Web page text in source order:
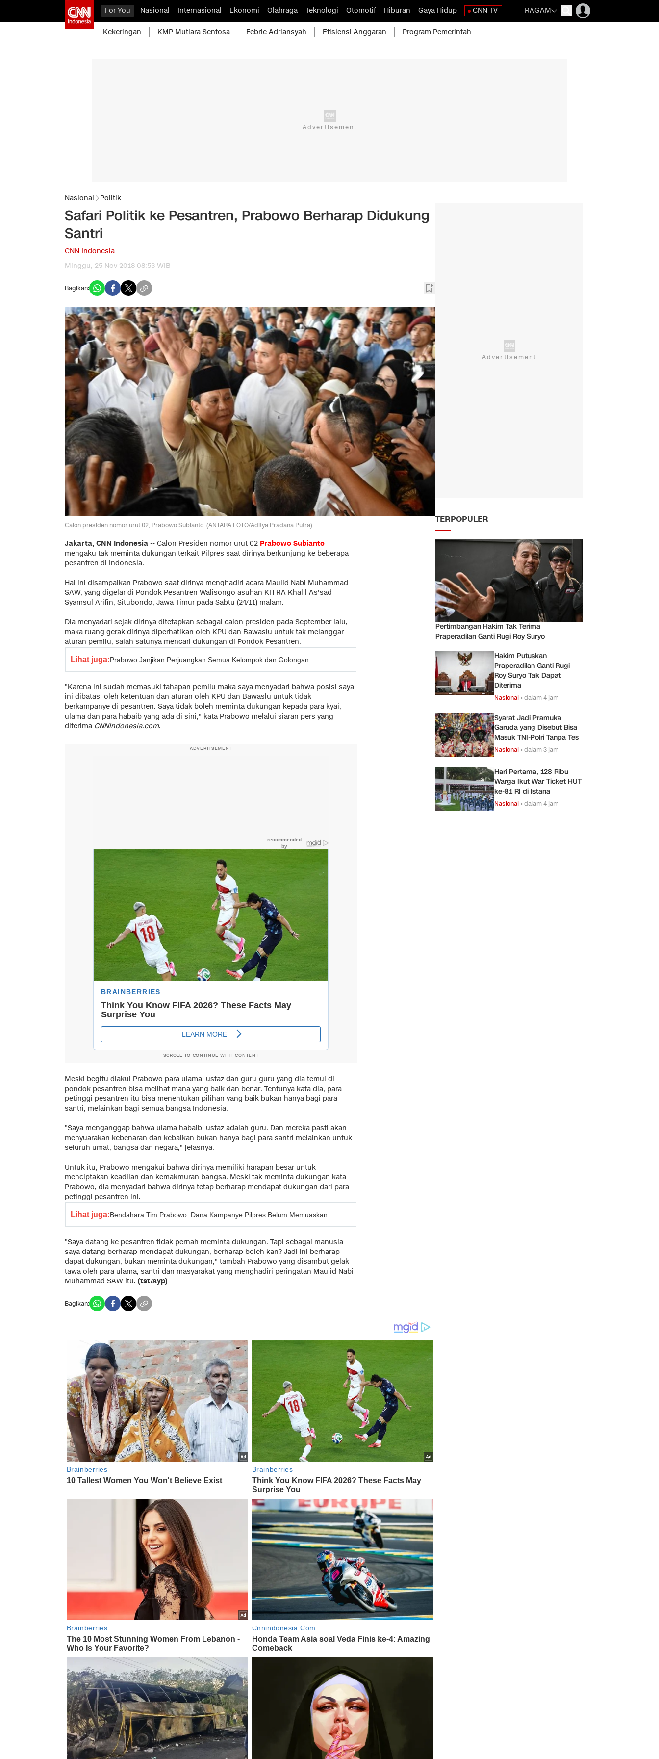
For You Nasional Internasional Ekonomi Olahraga Teknologi Otomotif Hiburan Gaya Hidup CNN TV RAGAM
Kekeringan KMP Mutiara Sentosa Febrie Adriansyah Efisiensi Anggaran Program Pemerintah
Nasional Politik
Safari Politik ke Pesantren, Prabowo Berharap Didukung
Santri
CNN Indonesia
Minggu, 25 Nov 2018 08:53 WIB
Bagikan:
Calon presiden nomor urut 02, Prabowo Subianto. (ANTARA FOTO/Aditya Pradana Putra)
Jakarta, CNN Indonesia -- Calon Presiden nomor urut 02 Prabowo Subianto
mengaku tak meminta dukungan terkait Pilpres saat dirinya berkunjung ke beberapa
pesantren di Indonesia.
Hal ini disampaikan Prabowo saat dirinya menghadiri acara Maulid Nabi Muhammad
SAW, yang digelar di Pondok Pesantren Walisongo asuhan KH RA Khalil As'sad
Syamsul Arifin, Situbondo, Jawa Timur pada Sabtu (24/11) malam.
Dia menyadari sejak dirinya ditetapkan sebagai calon presiden pada September lalu,
maka ruang gerak dirinya diperhatikan oleh KPU dan Bawaslu untuk tak melanggar
aturan pemilu, salah satunya mencari dukungan di Pondok Pesantren.
Lihat juga:Prabowo Janjikan Perjuangkan Semua Kelompok dan Golongan
"Karena ini sudah memasuki tahapan pemilu maka saya menyadari bahwa posisi saya
ini dibatasi oleh ketentuan dan aturan oleh KPU dan Bawaslu untuk tidak
berkampanye di pesantren. Saya tidak boleh meminta dukungan kepada para kyai,
ulama dan para habaib yang ada di sini," kata Prabowo melalui siaran pers yang
diterima CNNIndonesia.com.
ADVERTISEMENT
SCROLL TO CONTINUE WITH CONTENT
Meski begitu diakui Prabowo para ulama, ustaz dan guru-guru yang dia temui di
pondok pesantren bisa melihat mana yang baik dan benar. Tentunya kata dia, para
petinggi pesantren itu bisa menentukan pilihan yang baik bukan hanya bagi para
santri, melainkan bagi semua bangsa Indonesia.
"Saya menganggap bahwa ulama habaib, ustaz adalah guru. Dan mereka pasti akan
menyuarakan kebenaran dan kebaikan bukan hanya bagi para santri melainkan untuk
seluruh umat, bangsa dan negara," jelasnya.
Untuk itu, Prabowo mengakui bahwa dirinya memiliki harapan besar untuk
menciptakan keadilan dan kemakmuran bangsa. Meski tak meminta dukungan kata
Prabowo, dia menyadari bahwa dirinya tetap berharap mendapat dukungan dari para
petinggi pesantren ini.
Lihat juga:Bendahara Tim Prabowo: Dana Kampanye Pilpres Belum Memuaskan
"Saya datang ke pesantren tidak pernah meminta dukungan. Tapi sebagai manusia
saya datang berharap mendapat dukungan, berharap boleh kan? Jadi ini berharap
dapat dukungan, bukan meminta dukungan," tambah Prabowo yang disambut gelak
tawa oleh para ulama, santri dan masyarakat yang menghadiri peringatan Maulid Nabi
Muhammad SAW itu. (tst/ayp)
Bagikan:
TERPOPULER
Pertimbangan Hakim Tak Terima
Praperadilan Ganti Rugi Roy Suryo
Hakim Putuskan
Praperadilan Ganti Rugi
Roy Suryo Tak Dapat
Diterima
Nasional •dalam 4 jam
Syarat Jadi Pramuka
Garuda yang Disebut Bisa
Masuk TNI-Polri Tanpa Tes
Nasional •dalam 3 jam
Hari Pertama, 128 Ribu
Warga Ikut War Ticket HUT
ke-81 RI di Istana
Nasional •dalam 4 jam